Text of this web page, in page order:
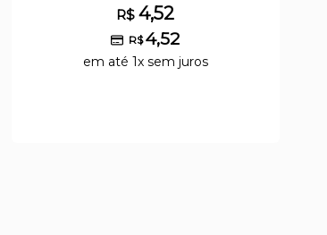
R$4,52
R$4,52
em até 1x sem juros